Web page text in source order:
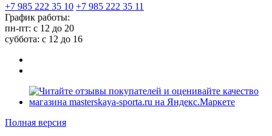
+7 985 222 35 10 +7 985 222 35 11
График работы:
пн-пт: с 12 до 20
суббота: c 12 до 16
Полная версия